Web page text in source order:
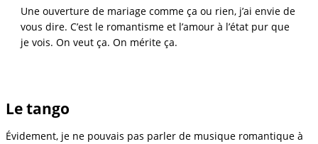
Une ouverture de mariage comme ça ou rien, j’ai envie de
vous dire. C’est le romantisme et l’amour à l’état pur que
je vois. On veut ça. On mérite ça.
Le tango
Évidement, je ne pouvais pas parler de musique romantique à